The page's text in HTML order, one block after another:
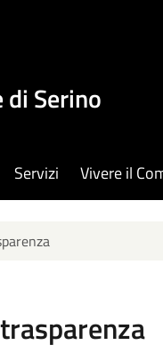
di Serino
Servizi Vivere il